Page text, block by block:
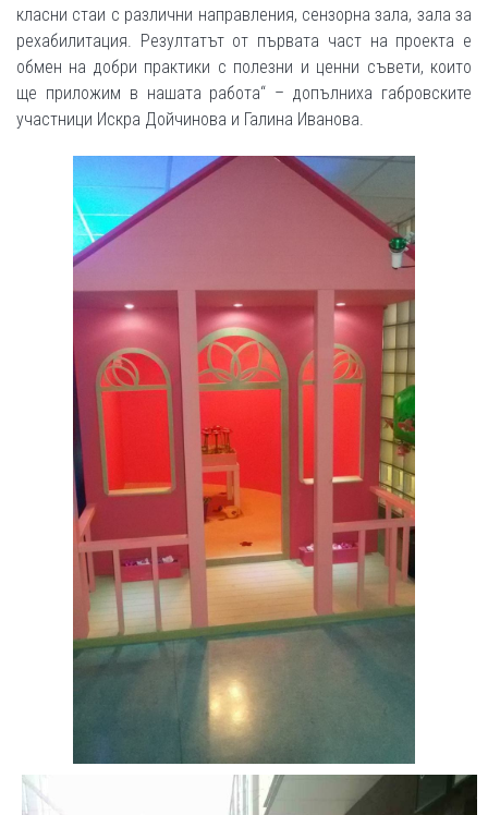
класни стаи с различни направления, сензорна зала, зала за
рехабилитация. Резултатът от първата част на проекта е
обмен на добри практики с полезни и ценни съвети, които
ще приложим в нашата работа“ – допълниха габровските
участници Искра Дойчинова и Галина Иванова.